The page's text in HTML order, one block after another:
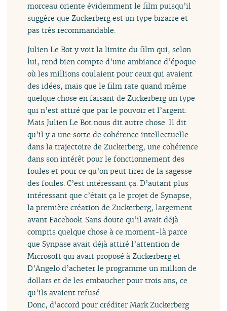
morceau oriente évidemment le film puisqu’il
suggère que Zuckerberg est un type bizarre et
pas très recommandable.
Julien Le Bot y voit la limite du film qui, selon
lui, rend bien compte d’une ambiance d’époque
où les millions coulaient pour ceux qui avaient
des idées, mais que le film rate quand même
quelque chose en faisant de Zuckerberg un type
qui n’est attiré que par le pouvoir et l’argent.
Mais Julien Le Bot nous dit autre chose. Il dit
qu’il y a une sorte de cohérence intellectuelle
dans la trajectoire de Zuckerberg, une cohérence
dans son intérêt pour le fonctionnement des
foules et pour ce qu’on peut tirer de la sagesse
des foules. C’est intéressant ça. D’autant plus
intéressant que c’était ça le projet de Synapse,
la première création de Zuckerberg, largement
avant Facebook. Sans doute qu’il avait déjà
compris quelque chose à ce moment-là parce
que Synpase avait déjà attiré l’attention de
Microsoft qui avait proposé à Zuckerberg et
D’Angelo d’acheter le programme un million de
dollars et de les embaucher pour trois ans, ce
qu’ils avaient refusé.
Donc, d’accord pour créditer Mark Zuckerberg